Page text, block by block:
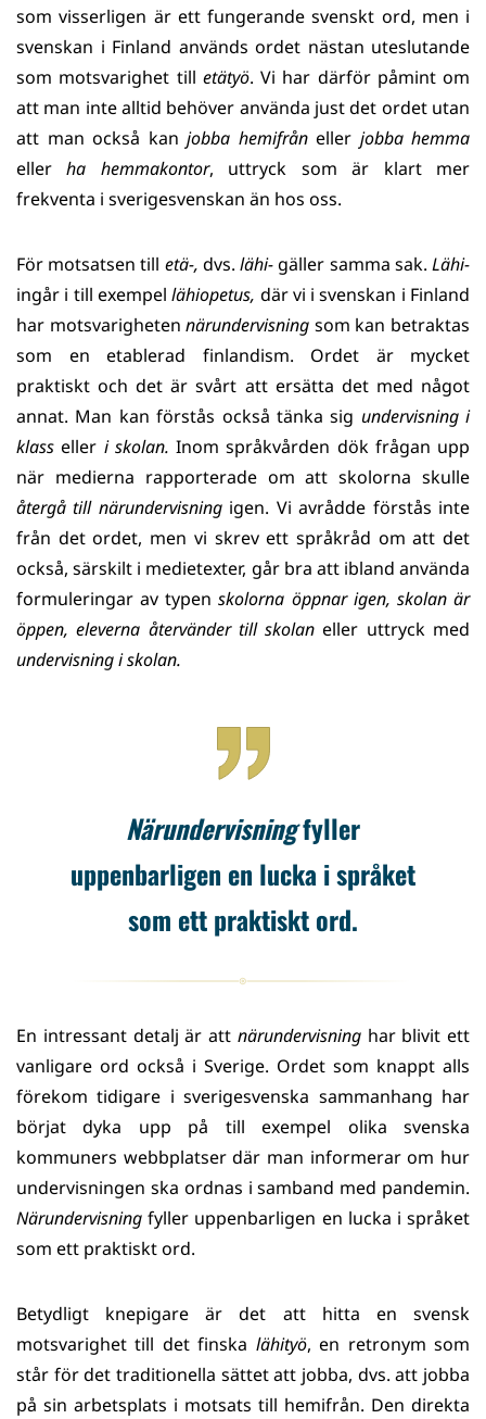
som visserligen är ett fungerande svenskt ord, men i
svenskan i Finland används ordet nästan uteslutande
som motsvarighet till etätyö. Vi har därför påmint om
att man inte alltid behöver använda just det ordet utan
att man också kan jobba hemifrån eller jobba hemma
eller ha hemmakontor, uttryck som är klart mer
frekventa i sverigesvenskan än hos oss.
För motsatsen till etä-, dvs.lähi­- gäller samma sak.Lähi-
ingår i till exempellähiopetus, där vi i svenskan i Finland
har motsvarighetennärundervisning som kan betraktas
som en etablerad finlandism. Ordet är mycket
praktiskt och det är svårt att ersätta det med något
annat. Man kan förstås också tänka sig undervisning i
klasseller i skolan. Inom språkvården dök frågan upp
när medierna rapporterade om att skolorna skulle
återgå till närundervisning igen. Vi avrådde förstås inte
från det ordet, men vi skrev ett språkråd om att det
också, särskilt i medietexter, går bra att ibland använda
formuleringar av typenskolorna öppnar igen, skolan är
öppen, eleverna återvänder till skolaneller uttryck med
undervisning i skolan.
Närundervisningfyller
uppenbarligen en lucka i språket
som ett praktiskt ord.
En intressant detalj är att närundervisninghar blivit ett
vanligare ord också i Sverige. Ordet som knappt alls
förekom tidigare i sverigesvenska sammanhang har
börjat dyka upp på till exempel olika svenska
kommuners webbplatser där man informerar om hur
undervisningen ska ordnas i samband med pandemin.
Närundervisningfyller uppenbarligen en lucka i språket
som ett praktiskt ord.
Betydligt knepigare är det att hitta en svensk
motsvarighet till det finska lähityö, en retronym som
står för det traditionella sättet att jobba, dvs. att jobba
på sin arbetsplats i motsats till hemifrån. Den direkta